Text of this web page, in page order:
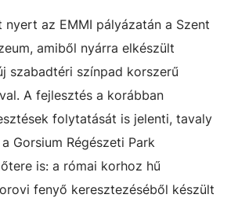
az EMMI pályázatán a Szent
amiből nyárra elkészült
szabadtéri színpad korszerű
A fejlesztés a korábban
folytatását is jelenti, tavaly
Gorsium Régészeti Park
is: a római korhoz hű
fenyő keresztezéséből készült